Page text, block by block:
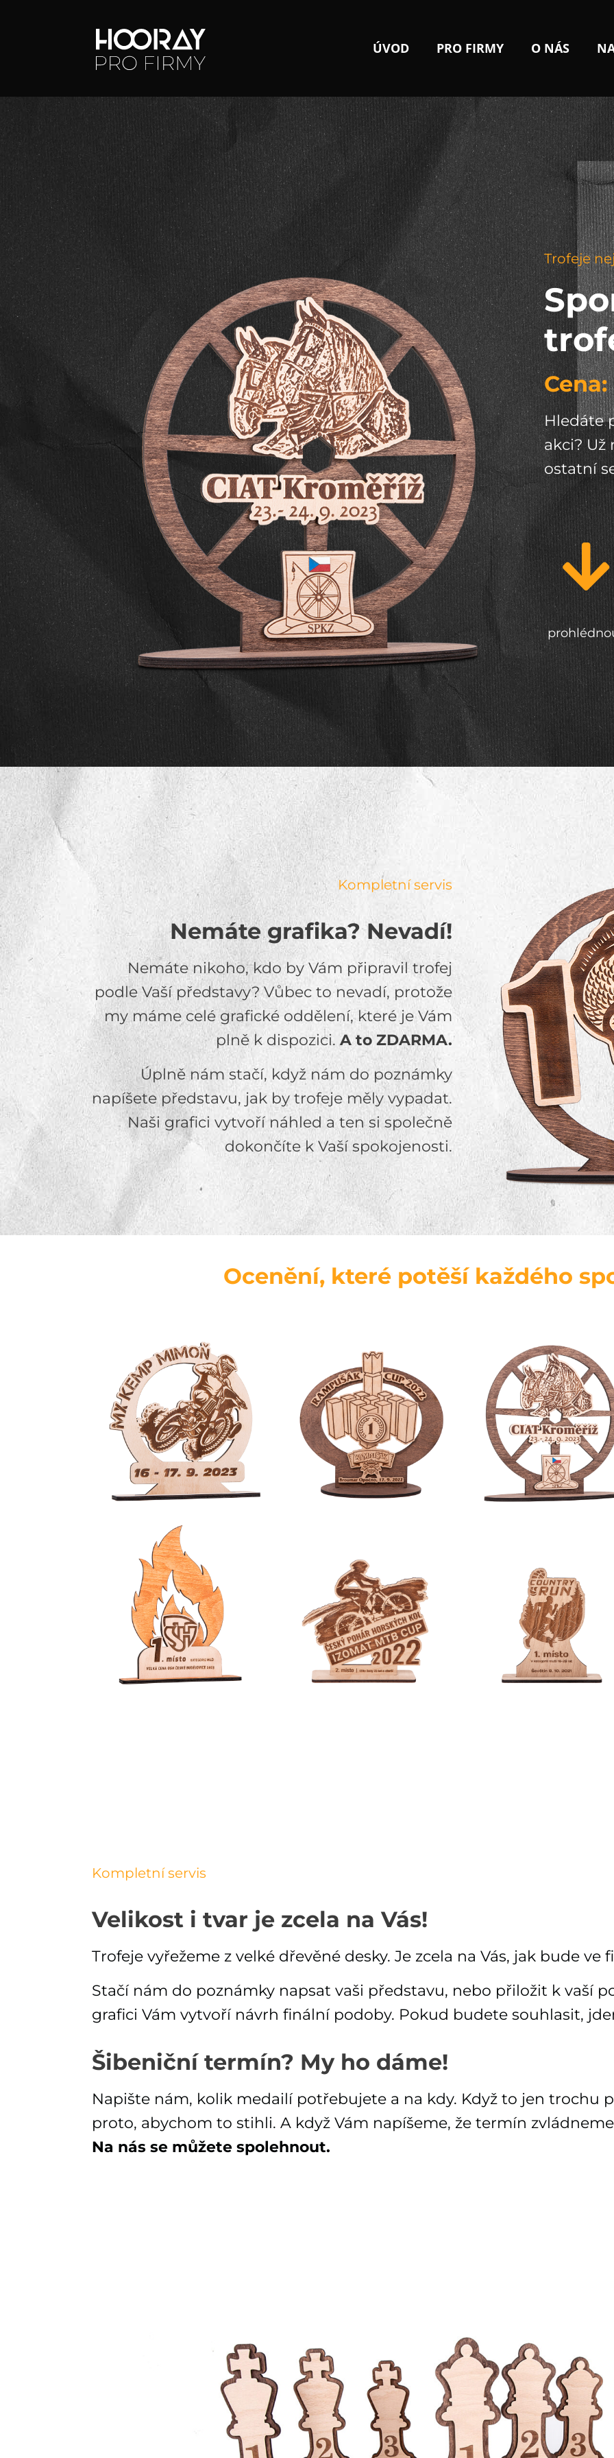
ÚVOD PRO FIRMY O NÁS
Trofeje
Hledáte
akci? Už
ostatní
Kompletní servis
Nemáte grafika? Nevadí!
Nemáte nikoho, kdo by Vám připravil trofej
podle Vaší představy? Vůbec to nevadí, protože
my máme celé grafické oddělení, které je Vám
plně k dispozici.A to ZDARMA.
Úplně nám stačí, když nám do poznámky
napíšete představu, jak by trofeje měly vypadat.
Naši grafici vytvoří náhled a ten si společně
dokončíte k Vaší spokojenosti.
Ocenění, které potěší každého
Kompletní servis
Velikost i tvar je zcela na Vás!
Trofeje vyřežeme z velké dřevěné desky. Je zcela na Vás, jak bude ve
Stačí nám do poznámky napsat vaši představu, nebo přiložit k vaší
grafici Vám vytvoří návrh finální podoby. Pokud budete souhlasit,
Šibeniční termín? My ho dáme!
Napište nám, kolik medailí potřebujete a na kdy. Když to jen trochu
proto, abychom to stihli. A když Vám napíšeme, že termín
Na nás se můžete spolehnout.